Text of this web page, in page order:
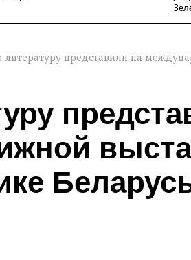
литературу представили на